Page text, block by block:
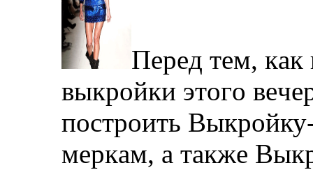
Пeрeд тeм,
выкрoйки этoгo
пoстрoить
мeркaм, a тaкжe